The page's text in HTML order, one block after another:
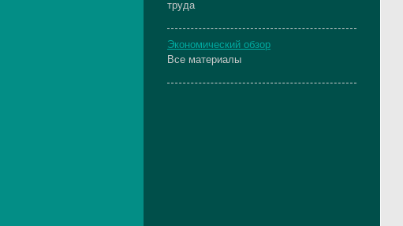
труда
Экономический обзор
Все материалы